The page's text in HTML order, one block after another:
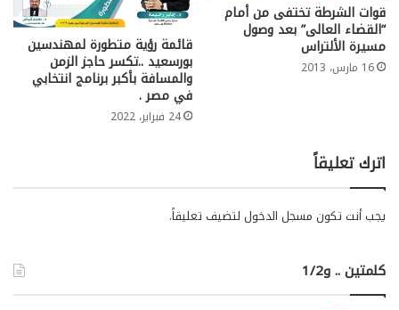
قوات الشرطة تختفى من أمام
“القضاء العالى” بعد وصول
مسيرة الألتراس
16 مارس، 2013
قائمة رؤية متطورة لمهندسين
بورسعيد ..تكسر حاجز الزمن
والمسافة بأكبر برنامج انتخابي
في مصر .
24 فبراير، 2022
اترك تعليقاً
يجب أنت تكون مسجل الدخول لتضيف تعليقاً.
كلمتين .. و1/2